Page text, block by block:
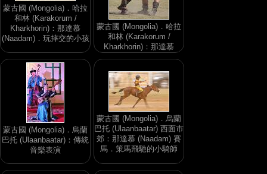
蒙古國 (Mongolia)．哈拉
和林 (Karakorum /
Kharkhorin)：那達慕
(Naadam)．玩摔交的小孩
蒙古國 (Mongolia)．哈拉
和林 (Karakorum /
Kharkhorin)：那達慕
蒙古國 (Mongolia)．烏蘭
巴托 (Ulaanbaatar)：傳統
音樂表演
蒙古國 (Mongolia)．烏蘭
巴托 (Ulaanbaatar) 西面市
郊：那達慕 (Naadam) 賽
馬．策馬飛馳的小騎師